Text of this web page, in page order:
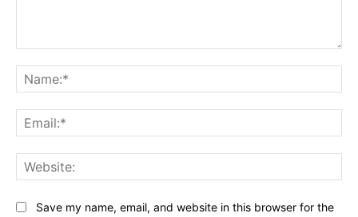
Save my name, email, and website in this browser for the